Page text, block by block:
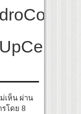
เห็น ผ่าน
รโดย 8